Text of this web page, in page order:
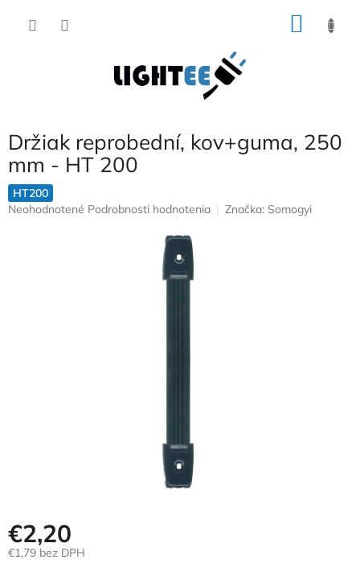
Držiak reprobední, kov+guma, 250
mm - HT 200
HT200
Priemerné
Neohodnotené Podrobnosti hodnotenia Značka: Somogyi
€2,20
€1,79 bez DPH